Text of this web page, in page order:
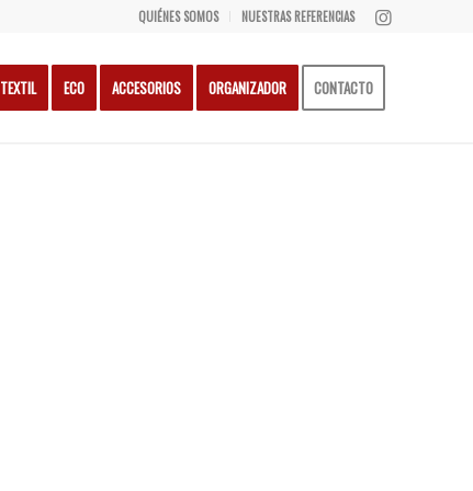
QUIÉNES SOMOS NUESTRAS REFERENCIAS
TEXTIL ECO ACCESORIOS ORGANIZADOR CONTACTO